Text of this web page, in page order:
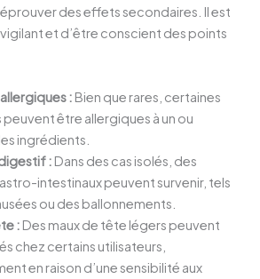
des effets secondaires. Il est
et d’être conscient des points
: Bien que rares, certaines
être allergiques à un ou
ingrédients.
: Dans des cas isolés, des
intestinaux peuvent survenir, tels
ou des ballonnements.
: Des maux de tête légers peuvent
chez certains utilisateurs,
en raison d’une sensibilité aux